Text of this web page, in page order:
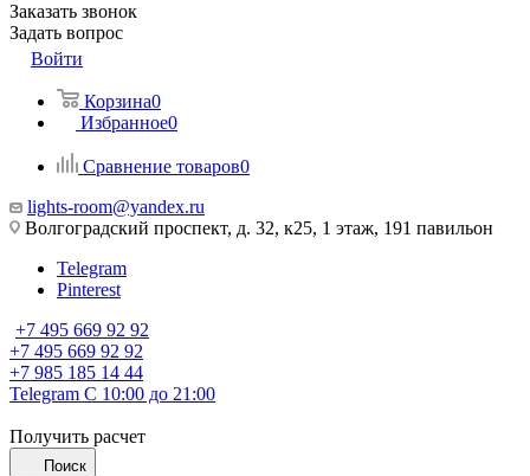
Заказать звонок
Задать вопрос
Войти
Корзина0
Избранное0
Сравнение товаров0
lights-room@yandex.ru
Волгоградский проспект, д. 32, к25, 1 этаж, 191 павильон
Telegram
Pinterest
+7 495 669 92 92
+7 495 669 92 92
+7 985 185 14 44
Telegram С 10:00 до 21:00
Получить расчет
Поиск